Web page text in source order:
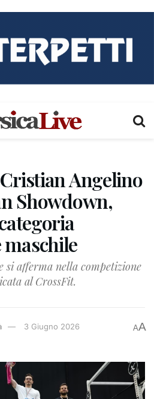
Angelino
Showdown,
si afferma nella competizione
al CrossFit.
3 Giugno 2026 AA